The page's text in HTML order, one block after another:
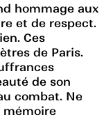
hommage aux
et de respect.
Ces
de Paris.
de son
combat. Ne
mémoire